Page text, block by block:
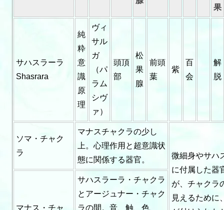
果
サハスラーラ
Shasrara
純
粋
意
識
原
理
ヴィ
サル
ガ
（パ
ラム
シヴ
ァ）
頭頂
部
松
果
腺
前頭
葉
紫
百
会
解
脱
ソマ・チャク
ラ
マナスチャクラの少し
上。心理作用と超意識状
態に関係する器官。
微細身やサハ
に付属した器
が、チャクラ
見えるために
マナス・チャ
サハスラーラ・チャクラ
とアージュナー・チャク
ラの間。音、触、色、